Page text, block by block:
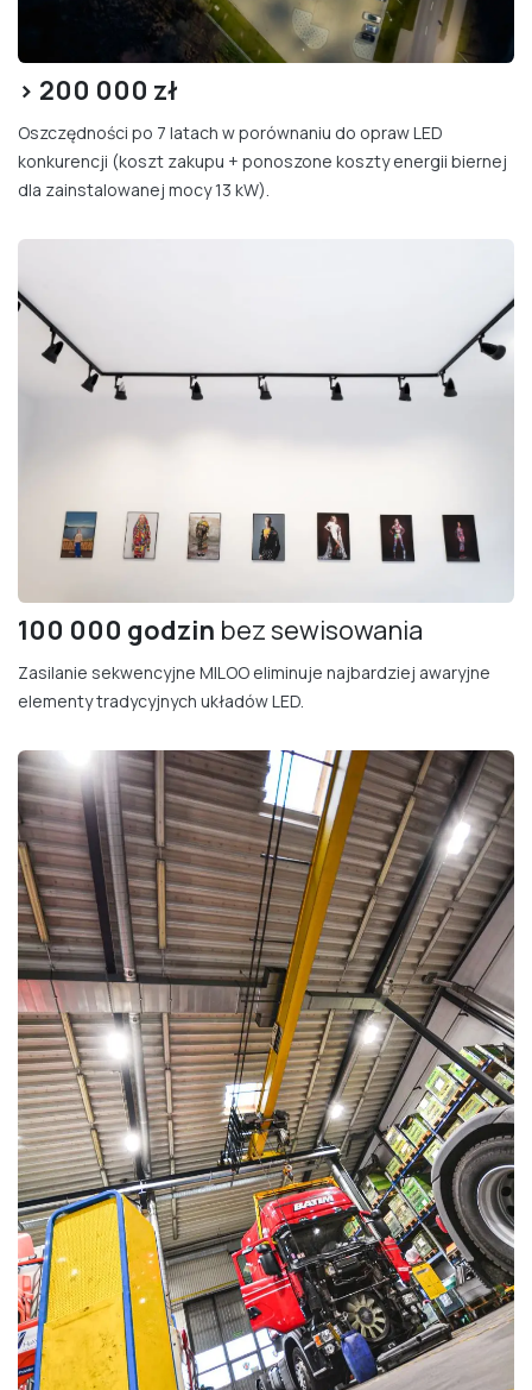
> 200 000 zł
Oszczędności po 7 latach w porównaniu do opraw LED
konkurencji (koszt zakupu + ponoszone koszty energii biernej
dla zainstalowanej mocy 13 kW).
100 000 godzin bez sewisowania
Zasilanie sekwencyjne MILOO eliminuje najbardziej awaryjne
elementy tradycyjnych układów LED.